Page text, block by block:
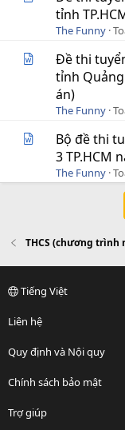
tỉnh
The Funny
Đề thi
tỉnh
án)
The Funny
Bộ đề thi
3 TP.HCM
The Funny
THCS (chương trình
Tiếng Việt
Liên hệ
Quy định và Nội quy
Chính sách bảo mật
Trợ giúp